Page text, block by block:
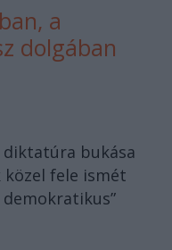
a
dolgában
diktatúra bukása
fele ismét